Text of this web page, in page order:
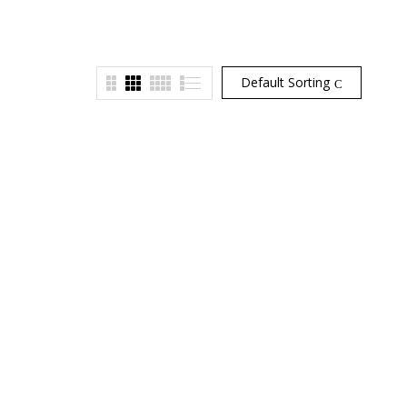
Default Sorting